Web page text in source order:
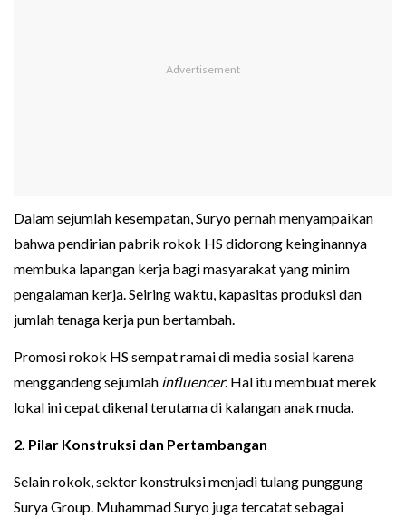
Dalam sejumlah kesempatan, Suryo pernah menyampaikan
bahwa pendirian pabrik rokok HS didorong keinginannya
membuka lapangan kerja bagi masyarakat yang minim
pengalaman kerja. Seiring waktu, kapasitas produksi dan
jumlah tenaga kerja pun bertambah.
Promosi rokok HS sempat ramai di media sosial karena
menggandeng sejumlah influencer. Hal itu membuat merek
lokal ini cepat dikenal terutama di kalangan anak muda.
2. Pilar Konstruksi dan Pertambangan
Selain rokok, sektor konstruksi menjadi tulang punggung
Surya Group. Muhammad Suryo juga tercatat sebagai